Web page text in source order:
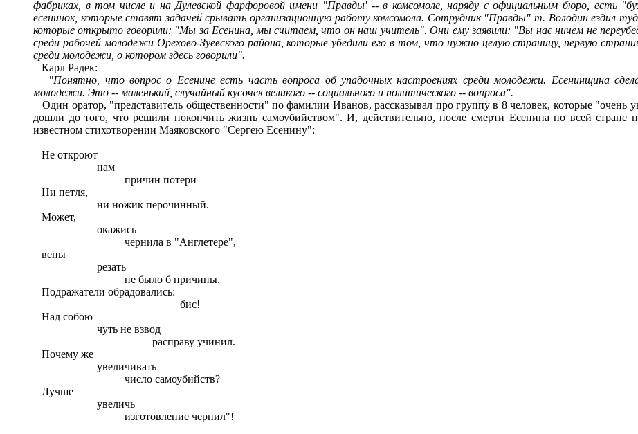
фабриках, в том числе и на Дулевской фарфоровой имени "Правды' -- в комсомоле, наряду с официальным бюро, есть
есенинок, которые ставят задачей срывать организационную работу комсомола. Сотрудник "Правды" т. Володин ездил
которые открыто говорили: "Мы за Есенина, мы считаем, что он наш учитель". Они ему заявили: "Вы нас ничем не
среди рабочей молодежи Орехово-Зуевского района, которые убедили его в том, что нужно целую страницу, первую
среди молодежи, о котором здесь говорили".
Карл Радек:
"Понятно, что вопрос о Есенине есть часть вопроса об упадочных настроениях среди молодежи. Есенинщина
молодежи. Это -- маленький, случайный кусочек великого -- социального и политического -- вопроса".
Один оратор, "представитель общественности" по фамилии Иванов, рассказывал про группу в 8 человек, которые "очень
дошли до того, что решили покончить жизнь самоубийством". И, действительно, после смерти Есенина по всей стране
известном стихотворении Маяковского "Сергею Есенину":
Не откроют
нам
причин потери
Ни петля,
ни ножик перочинный.
Может,
окажись
чернила в "Англетере",
вены
резать
не было б причины.
Подражатели обрадовались:
бис!
Над собою
чуть не взвод
расправу учинил.
Почему же
увеличивать
число самоубийств?
Лучше
увеличь
изготовление чернил"!